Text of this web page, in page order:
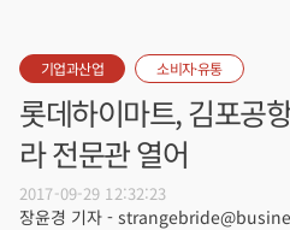
기업과산업 소비자·유통
롯데하이마트, 김포공
라 전문관 열어
2017-09-29 12:32:23
장윤경 기자 -